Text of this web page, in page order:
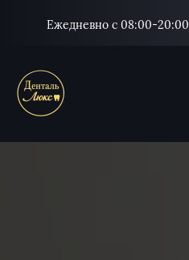
Ежедневно с 08:00-20:00